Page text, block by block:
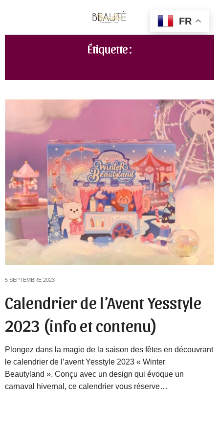
Étiquette :
5 SEPTEMBRE 2023
Calendrier de l’Avent Yesstyle
2023 (info et contenu)
Plongez dans la magie de la saison des fêtes en découvrant
le calendrier de l’avent Yesstyle 2023 « Winter
Beautyland ». Conçu avec un design qui évoque un
carnaval hivernal, ce calendrier vous réserve…
FR